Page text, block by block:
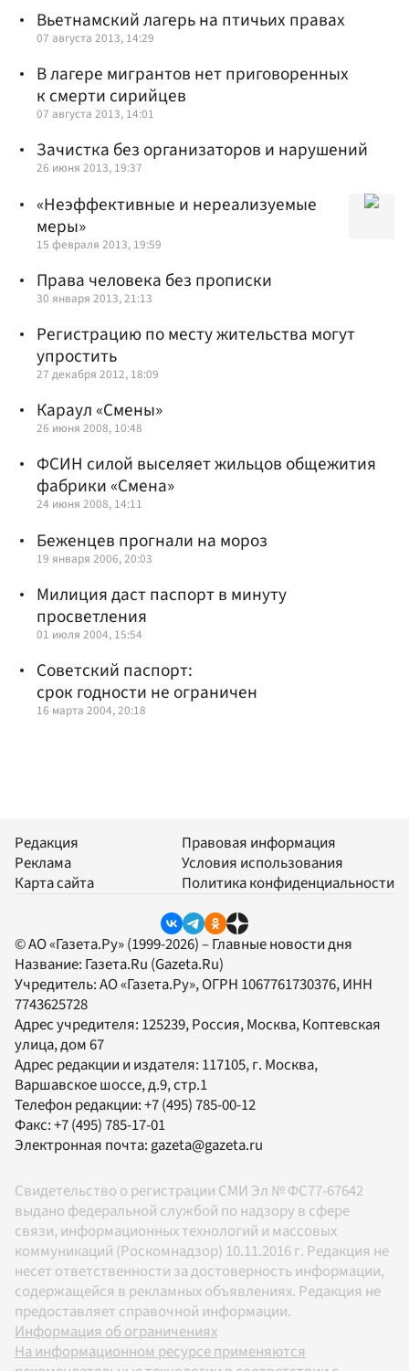
Вьетнамский лагерь на птичьих правах
07 августа 2013, 14:29
В лагере мигрантов нет приговоренных
к смерти сирийцев
07 августа 2013, 14:01
Зачистка без организаторов и нарушений
26 июня 2013, 19:37
«Неэффективные и нереализуемые
меры»
15 февраля 2013, 19:59
Права человека без прописки
30 января 2013, 21:13
Регистрацию по месту жительства могут
упростить
27 декабря 2012, 18:09
Караул «Смены»
26 июня 2008, 10:48
ФСИН силой выселяет жильцов общежития
фабрики «Смена»
24 июня 2008, 14:11
Беженцев прогнали на мороз
19 января 2006, 20:03
Милиция даст паспорт в минуту
просветления
01 июля 2004, 15:54
Советский паспорт:
срок годности не ограничен
16 марта 2004, 20:18
Редакция
Реклама
Карта сайта
Правовая информация
Условия использования
Политика конфиденциальности
© АО «Газета.Ру» (1999-2026) – Главные новости дня
Название: Газета.Ru (Gazeta.Ru)
Учредитель:АО «Газета.Ру», ОГРН 1067761730376, ИНН
7743625728
Адрес учредителя: 125239, Россия, Москва, Коптевская
улица, дом 67
Адрес редакции и издателя: 117105, г. Москва,
Варшавское шоссе, д.9, стр.1
Телефон редакции:+7 (495) 785-00-12
Факс:+7 (495) 785-17-01
Электронная почта: gazeta@gazeta.ru
Свидетельство о регистрации СМИ Эл № ФС77-67642
выдано федеральной службой по надзору в сфере
связи, информационных технологий и массовых
коммуникаций (Роскомнадзор) 10.11.2016 г. Редакция не
несет ответственности за достоверность информации,
содержащейся в рекламных объявлениях. Редакция не
предоставляет справочной информации.
Информация об ограничениях
На информационном ресурсе применяются